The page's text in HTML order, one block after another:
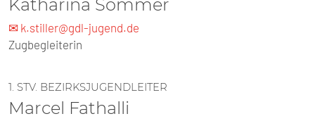
Katharina Sommer
✉ k.stiller@gdl-jugend.de
Zugbegleiterin
1. STV. BEZIRKSJUGENDLEITER
Marcel Fathalli